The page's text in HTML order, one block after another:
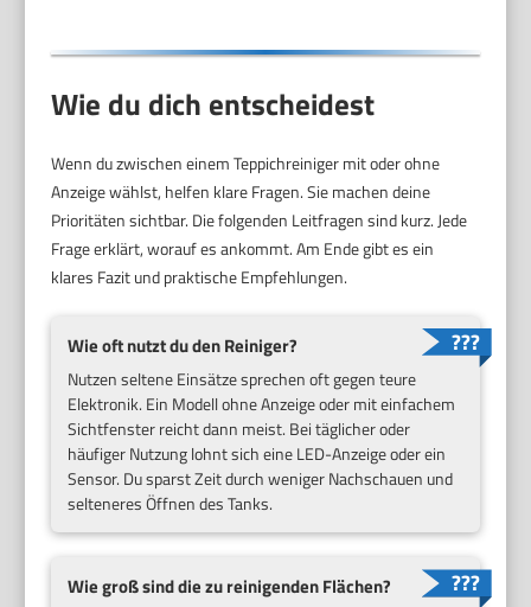
Wie du dich entscheidest
Wenn du zwischen einem Teppichreiniger mit oder ohne
Anzeige wählst, helfen klare Fragen. Sie machen deine
Prioritäten sichtbar. Die folgenden Leitfragen sind kurz. Jede
Frage erklärt, worauf es ankommt. Am Ende gibt es ein
klares Fazit und praktische Empfehlungen.
Wie oft nutzt du den Reiniger?
Nutzen seltene Einsätze sprechen oft gegen teure
Elektronik. Ein Modell ohne Anzeige oder mit einfachem
Sichtfenster reicht dann meist. Bei täglicher oder
häufiger Nutzung lohnt sich eine LED-Anzeige oder ein
Sensor. Du sparst Zeit durch weniger Nachschauen und
selteneres Öffnen des Tanks.
Wie groß sind die zu reinigenden Flächen?